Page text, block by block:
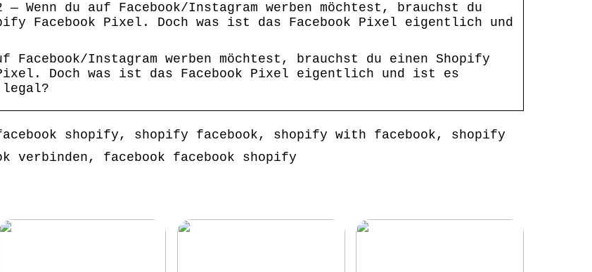
— Wenn du auf Facebook/Instagram werben möchtest, brauchst du
Facebook Pixel. Doch was ist das Facebook Pixel eigentlich und
Facebook/Instagram werben möchtest, brauchst du einen Shopify
Pixel. Doch was ist das Facebook Pixel eigentlich und ist es
legal?
shopify, shopify facebook, shopify with facebook, shopify
verbinden, facebook facebook shopify